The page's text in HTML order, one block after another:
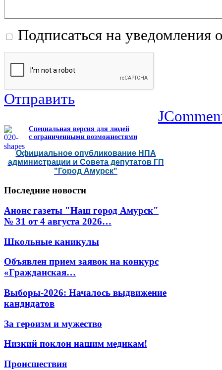
Подписаться на уведомления
Отправить
Специальная версия для людей
с ограниченными возможностями
Официальное опубликование НПА
администрации и Совета депутатов ГП
"Город Амурск"
Последние новости
Анонс газеты "Наш город Амурск"
№ 31 от 4 августа 2026…
Школьные каникулы
Объявлен прием заявок на конкурс
«Гражданская…
Выборы-2026: Началось выдвижение
кандидатов
За героизм и мужество
Низкий поклон нашим медикам!
Происшествия